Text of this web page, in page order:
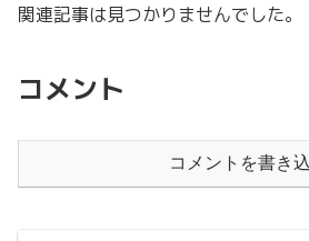
関連記事は見つかりませんでした。
コメント
コメントを書き